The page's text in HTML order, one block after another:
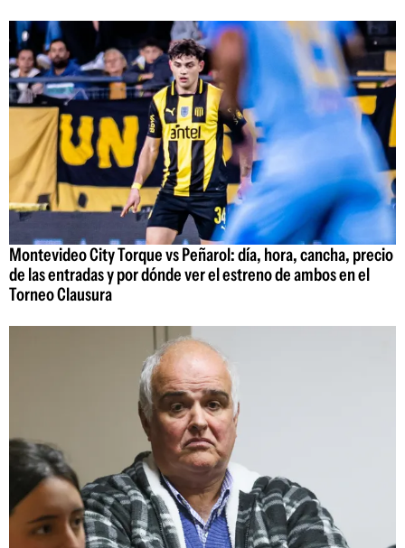
Montevideo City Torque vs Peñarol: día, hora, cancha, precio
de las entradas y por dónde ver el estreno de ambos en el
Torneo Clausura